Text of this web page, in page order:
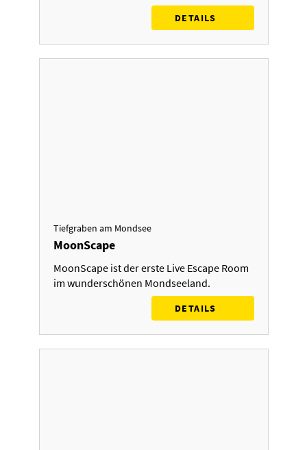
DETAILS
Tiefgraben am Mondsee
MoonScape
MoonScape ist der erste Live Escape Room
im wunderschönen Mondseeland.
DETAILS